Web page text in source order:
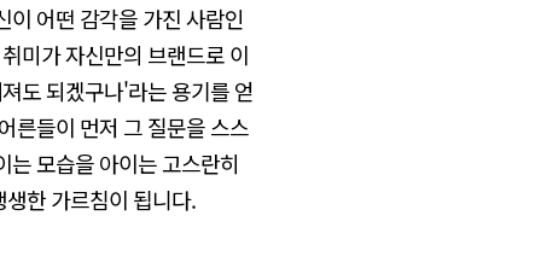
어떤 감각을 가진 사람인
미가 자신만의 브랜드로 이
도 되겠구나'라는 용기를 얻
른들이 먼저 그 질문을 스스
모습을 아이는 고스란히
한 가르침이 됩니다.